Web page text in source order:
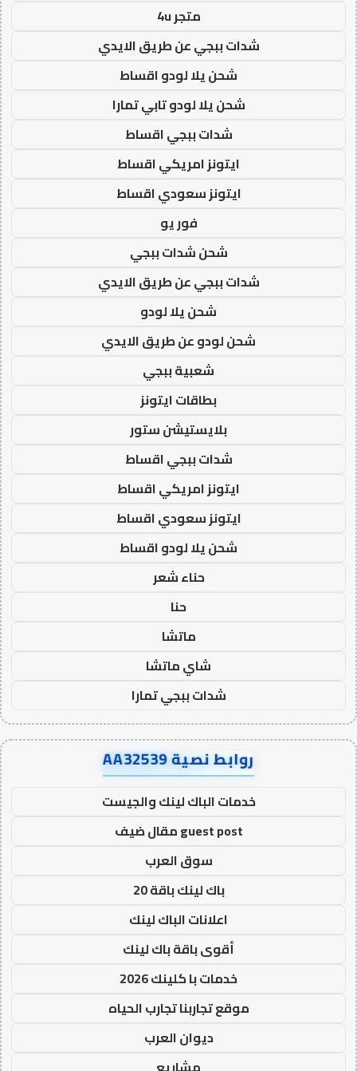
متجر 4u
شدات ببجي عن طريق الايدي
شحن يلا لودو اقساط
شحن يلا لودو تابي تمارا
شدات ببجي اقساط
ايتونز امريكي اقساط
ايتونز سعودي اقساط
فور يو
شحن شدات ببجي
شدات ببجي عن طريق الايدي
شحن يلا لودو
شحن لودو عن طريق الايدي
شعبية ببجي
بطاقات ايتونز
بلايستيشن ستور
شدات ببجي اقساط
ايتونز امريكي اقساط
ايتونز سعودي اقساط
شحن يلا لودو اقساط
حناء شعر
حنا
ماتشا
شاي ماتشا
شدات ببجي تمارا
روابط نصية AA32539
خدمات الباك لينك والجيست
guest post مقال ضيف
سوق العرب
باك لينك باقة 20
اعلانات الباك لينك
أقوى باقة باك لينك
خدمات با كلينك 2026
موقع تجاربنا تجارب الحياه
ديوان العرب